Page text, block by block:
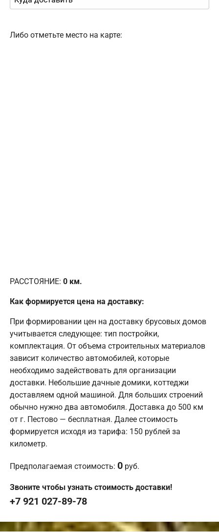
Либо отметьте место на карте:
РАССТОЯНИЕ: 0 км.
Как формируется цена на доставку:
При формировании цен на доставку брусовых домов
учитывается следующее: тип постройки,
комплектация. От объема строительных материалов
зависит количество автомобилей, которые
необходимо задействовать для организации
доставки. Небольшие дачные домики, коттеджи
доставляем одной машиной. Для больших строений
обычно нужно два автомобиля. Доставка до 500 км
от г. Пестово — бесплатная. Далее стоимость
формируется исходя из тарифа: 150 рублей за
километр.
Предполагаемая стоимость: 0 руб.
Звоните чтобы узнать стоимость доставки!
+7 921 027-89-78